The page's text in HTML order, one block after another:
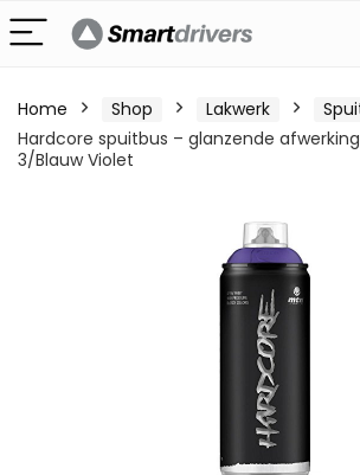
Home Shop Lakwerk
Hardcore spuitbus – glanzende
3/Blauw Violet